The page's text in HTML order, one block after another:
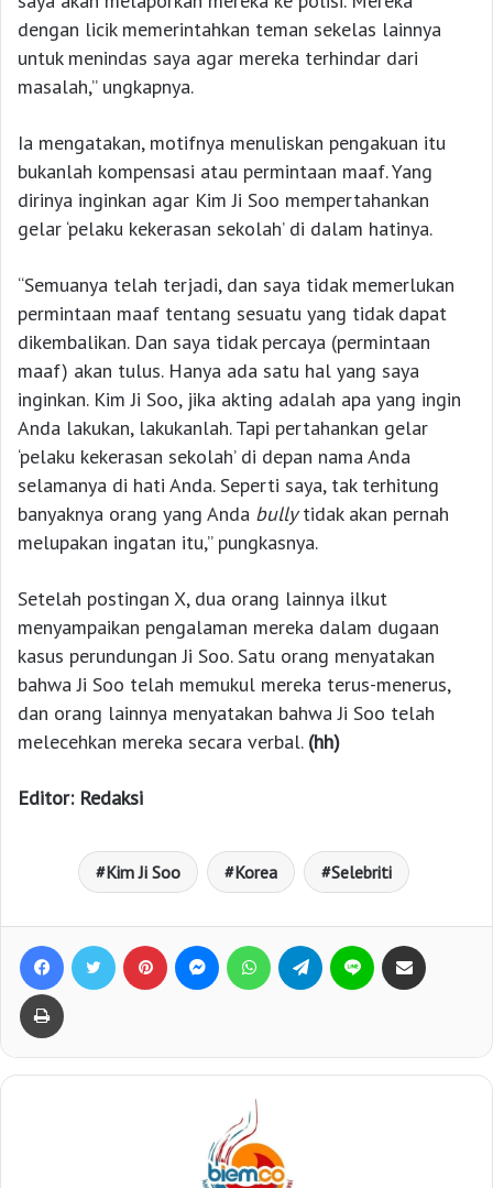
dengan licik memerintahkan teman sekelas lainnya
untuk menindas saya agar mereka terhindar dari
masalah,” ungkapnya.
Ia mengatakan, motifnya menuliskan pengakuan itu
bukanlah kompensasi atau permintaan maaf. Yang
dirinya inginkan agar Kim Ji Soo mempertahankan
gelar ‘pelaku kekerasan sekolah’ di dalam hatinya.
“Semuanya telah terjadi, dan saya tidak memerlukan
permintaan maaf tentang sesuatu yang tidak dapat
dikembalikan. Dan saya tidak percaya (permintaan
maaf) akan tulus. Hanya ada satu hal yang saya
inginkan. Kim Ji Soo, jika akting adalah apa yang ingin
Anda lakukan, lakukanlah. Tapi pertahankan gelar
‘pelaku kekerasan sekolah’ di depan nama Anda
selamanya di hati Anda. Seperti saya, tak terhitung
banyaknya orang yang Anda bullytidak akan pernah
melupakan ingatan itu,” pungkasnya.
Setelah postingan X, dua orang lainnya ilkut
menyampaikan pengalaman mereka dalam dugaan
kasus perundungan Ji Soo. Satu orang menyatakan
bahwa Ji Soo telah memukul mereka terus-menerus,
dan orang lainnya menyatakan bahwa Ji Soo telah
melecehkan mereka secara verbal. (hh)
Editor: Redaksi
Kim Ji Soo Korea Selebriti